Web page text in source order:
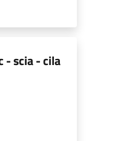
- scia - cila